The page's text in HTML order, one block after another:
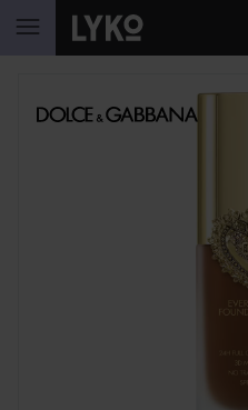
SIIRTYÄ JHK SISÄLTÖÖN
OHITA OSIO